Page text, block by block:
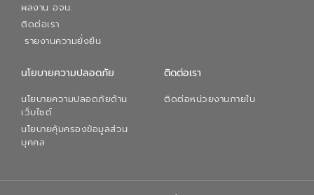
ผลงาน อจน.
ติดต่อเรา
รายงานความยั่งยืน
นโยบายความปลอดภัย
นโยบายความปลอดภัยด้าน
เว็บไซต์
นโยบายคุ้มครองข้อมูลส่วน
บุคคล
ติดต่อเรา
ติดต่อหน่วยงานภายใน